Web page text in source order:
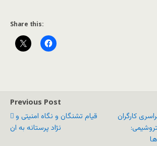
Share this:
Previous Post
قیام تشنگان و نگاه امنیتی و
نژاد پرستانه به ان
کارگران